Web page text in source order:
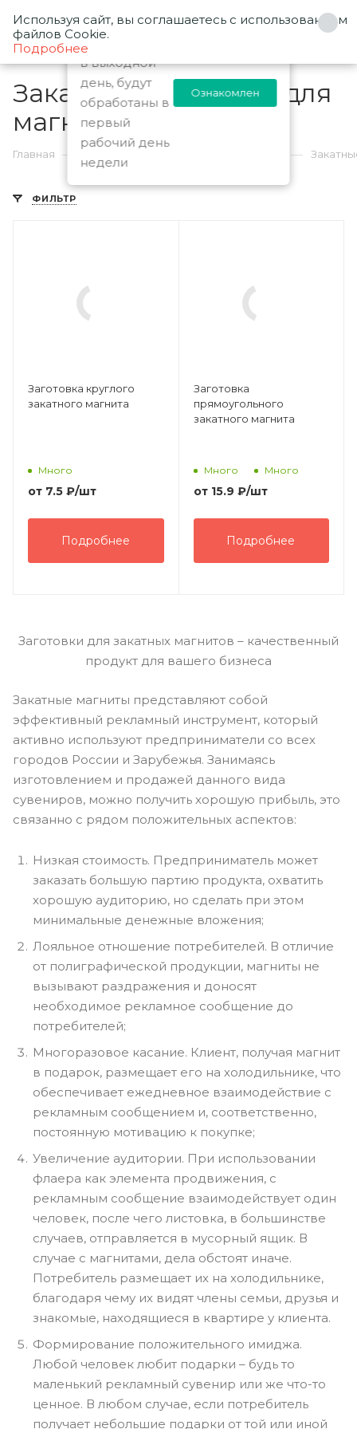
0
Закатные заготовки для
магнитов
Главная — —
ФИЛЬТР
Заготовка круглого
закатного магнита
Много
от 7.5 ₽/шт
Подробнее
Заготовка
прямоугольного
закатного магнита
Много Много
от 15.9 ₽/шт
Подробнее
Заготовки для закатных магнитов – качественный
продукт для вашего бизнеса
Закатные магниты представляют собой
эффективный рекламный инструмент, который
активно используют предприниматели со всех
городов России и Зарубежья. Занимаясь
изготовлением и продажей данного вида
сувениров, можно получить хорошую прибыль, это
связанно с рядом положительных аспектов:
Низкая стоимость. Предприниматель может
заказать большую партию продукта, охватить
хорошую аудиторию, но сделать при этом
минимальные денежные вложения;
Лояльное отношение потребителей. В отличие
от полиграфической продукции, магниты не
вызывают раздражения и доносят
необходимое рекламное сообщение до
потребителей;
Многоразовое касание. Клиент, получая магнит
в подарок, размещает его на холодильнике, что
обеспечивает ежедневное взаимодействие с
рекламным сообщением и, соответственно,
постоянную мотивацию к покупке;
Увеличение аудитории. При использовании
флаера как элемента продвижения, с
рекламным сообщение взаимодействует один
человек, после чего листовка, в большинстве
случаев, отправляется в мусорный ящик. В
случае с магнитами, дела обстоят иначе.
Потребитель размещает их на холодильнике,
благодаря чему их видят члены семьи, друзья и
знакомые, находящиеся в квартире у клиента.
Формирование положительного имиджа.
Любой человек любит подарки – будь то
маленький рекламный сувенир или же что-то
ценное. В любом случае, если потребитель
получает небольшие подарки от той или иной
Заказы
оформленные
в выходной
день, будут
обработаны в
первый
рабочий день
недели
Ознакомлен
Используя сайт, вы соглашаетесь с использованием
файлов Cookie.
Подробнее